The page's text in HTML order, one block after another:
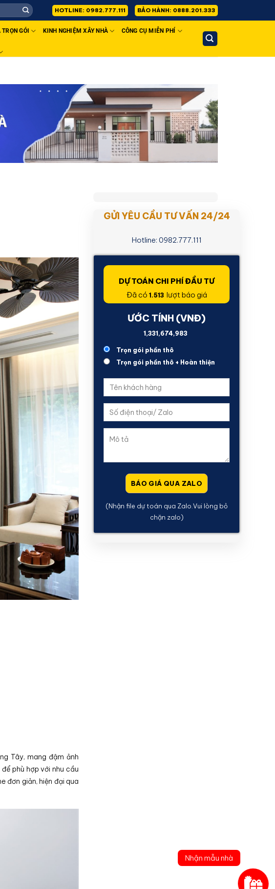
Nhận mẫu nhà
HOTLINE: 0982.777.111 BẢO HÀNH: 0888.201.333
GÓI KINH NGHIỆM XÂY NHÀ CÔNG CỤ MIỄN PHÍ
Tây, mang đậm ảnh
phù hợp với nhu cầu
đơn giản, hiện đại qua
GỬI YÊU CẦU TƯ VẤN 24/24
Hotline: 0982.777.111
DỰ TOÁN CHI PHÍ ĐẦU TƯ
Đã có 1.513 lượt báo giá
ƯỚC TÍNH (VNĐ)
679,282,470
Trọn gói phần thô
Trọn gói phần thô + Hoàn thiện
(Nhận file dự toán qua Zalo.Vui lòng bỏ
chặn zalo)